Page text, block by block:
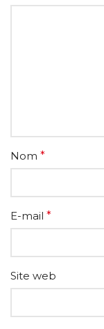
Nom *
E-mail *
Site web